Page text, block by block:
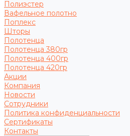
Полиэстер
Вафельное полотно
Поплекс
Шторы
Полотенца
Полотенца 380гр
Полотенца 400гр
Полотенца 420гр
Акции
Компания
Новости
Сотрудники
Политика конфиденциальности
Сертификаты
Контакты